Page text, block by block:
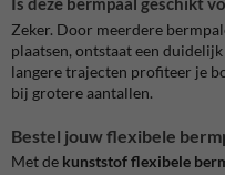
Zeker. Door meerdere
plaatsen, ontstaat een
langere trajecten profiteer je
bij grotere aantallen.
Bestel jouw flexibele
Met de kunststof flexibele